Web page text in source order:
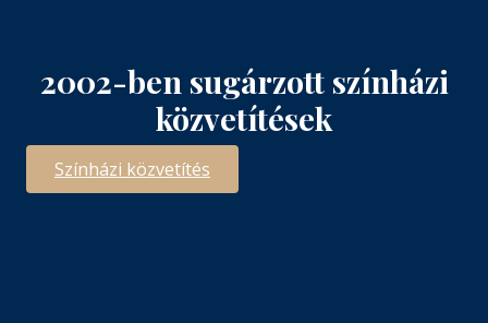
2002-ben sugárzott színházi
közvetítések
Színházi közvetítés